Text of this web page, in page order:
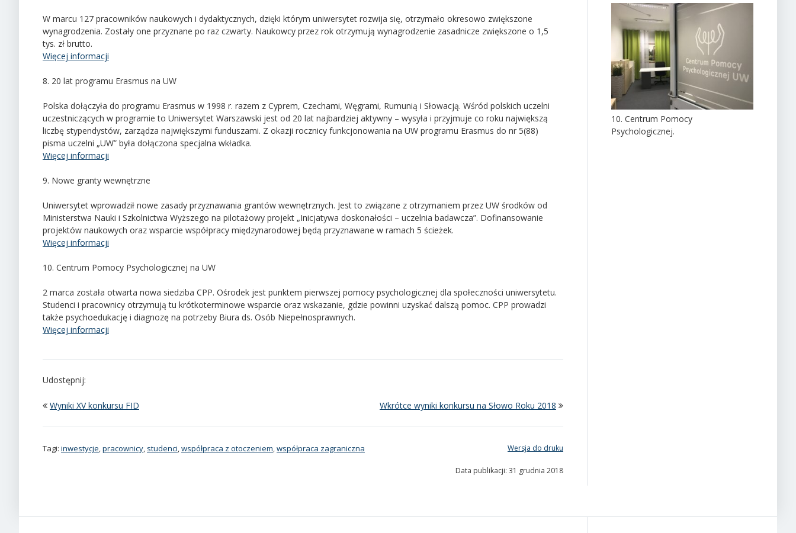
W marcu 127 pracowników naukowych i dydaktycznych, dzięki którym uniwersytet rozwija się, otrzymało okresowo zwiększone
wynagrodzenia. Zostały one przyznane po raz czwarty. Naukowcy przez rok otrzymują wynagrodzenie zasadnicze zwiększone o 1,5
tys. zł brutto.
Więcej informacji
8. 20 lat programu Erasmus na UW
Polska dołączyła do programu Erasmus w 1998 r. razem z Cyprem, Czechami, Węgrami, Rumunią i Słowacją. Wśród polskich uczelni
uczestniczących w programie to Uniwersytet Warszawski jest od 20 lat najbardziej aktywny – wysyła i przyjmuje co roku największą
liczbę stypendystów, zarządza największymi funduszami. Z okazji rocznicy funkcjonowania na UW programu Erasmus do nr 5(88)
pisma uczelni „UW” była dołączona specjalna wkładka.
Więcej informacji
9. Nowe granty wewnętrzne
Uniwersytet wprowadził nowe zasady przyznawania grantów wewnętrznych. Jest to związane z otrzymaniem przez UW środków od
Ministerstwa Nauki i Szkolnictwa Wyższego na pilotażowy projekt „Inicjatywa doskonałości – uczelnia badawcza”. Dofinansowanie
projektów naukowych oraz wsparcie współpracy międzynarodowej będą przyznawane w ramach 5 ścieżek.
Więcej informacji
10. Centrum Pomocy Psychologicznej na UW
2 marca została otwarta nowa siedziba CPP. Ośrodek jest punktem pierwszej pomocy psychologicznej dla społeczności uniwersytetu.
Studenci i pracownicy otrzymują tu krótkoterminowe wsparcie oraz wskazanie, gdzie powinni uzyskać dalszą pomoc. CPP prowadzi
także psychoedukację i diagnozę na potrzeby Biura ds. Osób Niepełnosprawnych.
Więcej informacji
Udostępnij:
Wyniki XV konkursu FID Wkrótce wyniki konkursu na Słowo Roku 2018
Tagi: inwestycje,pracownicy, studenci,współpraca z otoczeniem,współpraca zagraniczna Wersja do druku
Data publikacji: 31 grudnia 2018
10. Centrum Pomocy
Psychologicznej.